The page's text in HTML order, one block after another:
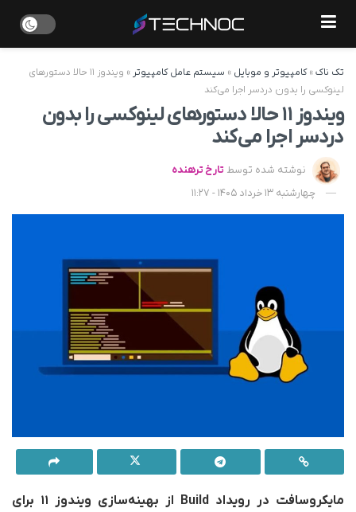
تک ناک»کامپیوتر و موبایل » سیستم عامل کامپیوتر »
ویندوز ۱۱ حالا دستورهای
لینوکسی را بدون دردسر اجرا می‌کند
ویندوز ۱۱ حالا دستورهای لینوکسی را بدون
دردسر اجرا می‌کند
نوشته شده توسط تارخ ترهنده
چهارشنبه 13 خرداد 1405 - 11:27
مایکروسافت در رویداد Build از بهینه‌سازی ویندوز ۱۱ برای